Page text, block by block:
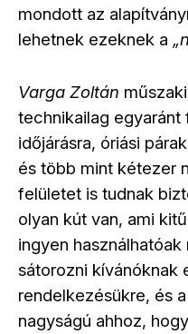
mondott az
lehetnek ezeknek a „
Varga Zoltán
technikailag
időjárásra, óriási
és több mint kétezer
felületet is tudnak
olyan kút van, ami
ingyen
sátorozni kívánóknak
rendelkezésükre, és
nagyságú ahhoz,